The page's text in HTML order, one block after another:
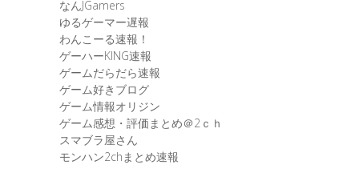
なんJGamers
ゆるゲーマー遅報
わんこーる速報！
ゲーハーKING速報
ゲームだらだら速報
ゲーム好きブログ
ゲーム情報オリジン
ゲーム感想・評価まとめ＠2ｃｈ
スマブラ屋さん
モンハン2chまとめ速報